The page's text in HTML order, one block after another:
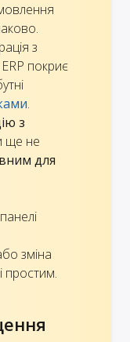
з
покриє
.
з
ще не
для
зміна
простим.